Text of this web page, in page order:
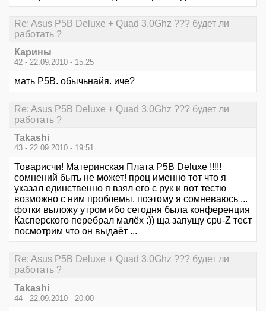
Re: Asus P5B Deluxe + Quad 3.0Ghz ??? будет ли
работать ?
Карины
42 - 22.09.2010 - 15:25
мать Р5В. обычьнайя. иче?
Re: Asus P5B Deluxe + Quad 3.0Ghz ??? будет ли
работать ?
Takashi
43 - 22.09.2010 - 19:51
Товарисчи! Материнская Плата P5B Deluxe !!!!!
сомнений быть не может! проц именно тот что я
указал единственно я взял его с рук и вот тестю
возможно с ним проблемы, поэтому я сомневаюсь ...
фотки выложу утром ибо сегодня была конференция
Касперского перебрал малёх :)) ща запущу cpu-Z тест
посмотрим что он выдаёт ...
Re: Asus P5B Deluxe + Quad 3.0Ghz ??? будет ли
работать ?
Takashi
44 - 22.09.2010 - 20:00